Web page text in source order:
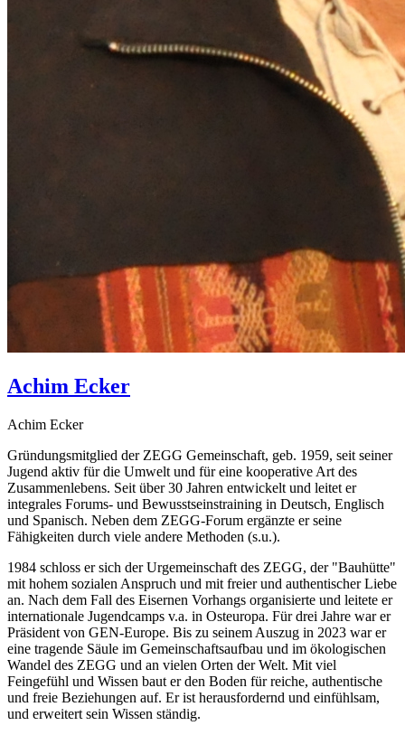
Achim Ecker
Achim Ecker
Gründungsmitglied der ZEGG Gemeinschaft, geb. 1959, seit seiner
Jugend aktiv für die Umwelt und für eine kooperative Art des
Zusammenlebens. Seit über 30 Jahren entwickelt und leitet er
integrales Forums- und Bewusstseinstraining in Deutsch, Englisch
und Spanisch. Neben dem ZEGG-Forum ergänzte er seine
Fähigkeiten durch viele andere Methoden (s.u.).
1984 schloss er sich der Urgemeinschaft des ZEGG, der "Bauhütte"
mit hohem sozialen Anspruch und mit freier und authentischer Liebe
an. Nach dem Fall des Eisernen Vorhangs organisierte und leitete er
internationale Jugendcamps v.a. in Osteuropa. Für drei Jahre war er
Präsident von GEN-Europe. Bis zu seinem Auszug in 2023 war er
eine tragende Säule im Gemeinschaftsaufbau und im ökologischen
Wandel des ZEGG und an vielen Orten der Welt. Mit viel
Feingefühl und Wissen baut er den Boden für reiche, authentische
und freie Beziehungen auf. Er ist herausfordernd und einfühlsam,
und erweitert sein Wissen ständig.